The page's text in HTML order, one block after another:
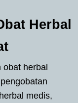
Herbal
obat herbal
medis,